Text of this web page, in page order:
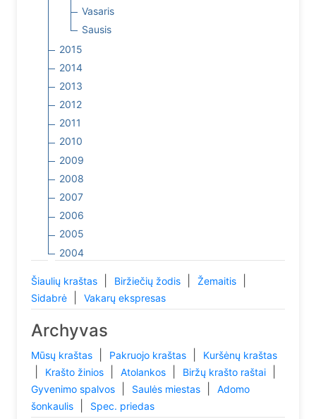
Vasaris
Sausis
2015
2014
2013
2012
2011
2010
2009
2008
2007
2006
2005
2004
Šiaulių kraštas Biržiečių žodis Žemaitis
Sidabrė Vakarų ekspresas
Archyvas
Mūsų kraštas Pakruojo kraštas Kuršėnų kraštas
Krašto žinios Atolankos Biržų krašto raštai
Gyvenimo spalvos Saulės miestas
Adomo
šonkaulis
Spec. priedas